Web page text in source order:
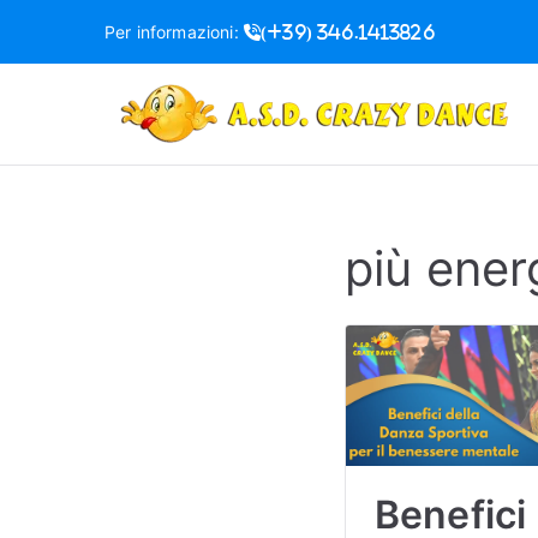
Per informazioni: (+39) 346.1413826
più
Benefici